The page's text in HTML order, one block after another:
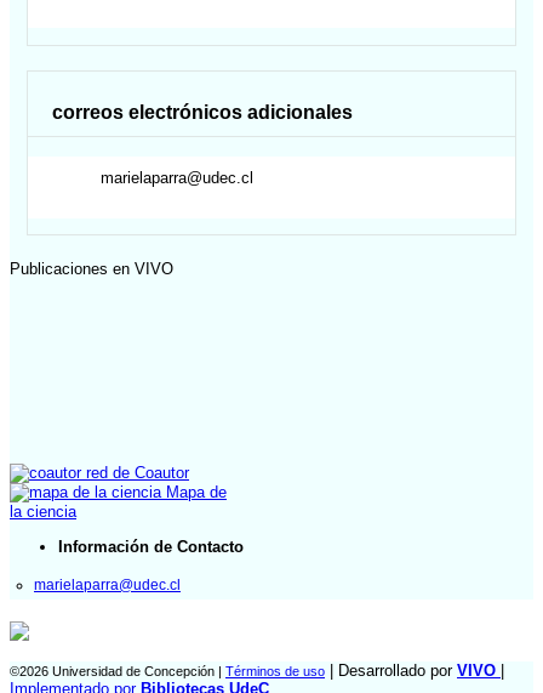
correos electrónicos adicionales
marielaparra@udec.cl
Publicaciones en VIVO
red de Coautor
Mapa de
la ciencia
Información de Contacto
marielaparra@udec.cl
©2026 Universidad de Concepción | Términos de uso | Desarrollado por VIVO
Implementado por Bibliotecas UdeC